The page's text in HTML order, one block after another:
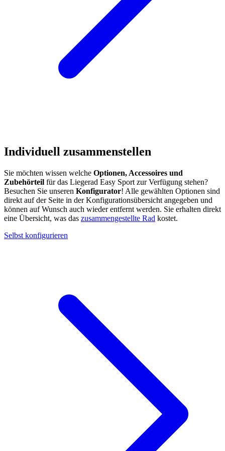
Individuell zusammenstellen
Sie möchten wissen welche Optionen, Accessoires und
Zubehörteil für das Liegerad Easy Sport zur Verfügung stehen?
Besuchen Sie unseren Konfigurator! Alle gewählten Optionen sind
direkt auf der Seite in der Konfigurationsübersicht angegeben und
können auf Wunsch auch wieder entfernt werden. Sie erhalten direkt
eine Übersicht, was das zusammengestellte Rad kostet.
Selbst konfigurieren